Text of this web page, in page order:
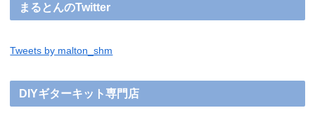
まるとんのTwitter
Tweets by malton_shm
DIYギターキット専門店